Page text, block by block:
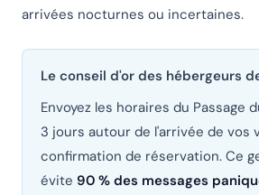
arrivées nocturnes ou incertaines.
Le conseil d'or des hébergeurs
Envoyez les horaires du Passage
3 jours autour de l'arrivée de vos
confirmation de réservation. Ce
évite 90 % des messages